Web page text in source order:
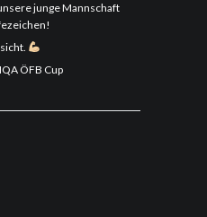
junge Mannschaft
ÖFB Cup